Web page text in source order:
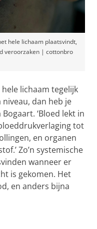
hele lichaam plaatsvindt,
veroorzaken | cottonbro
lichaam tegelijk
dan heb je
‘Bloed lekt in
tot
en organen
Zo’n systemische
wanneer er
is gekomen. Het
en anders bijna